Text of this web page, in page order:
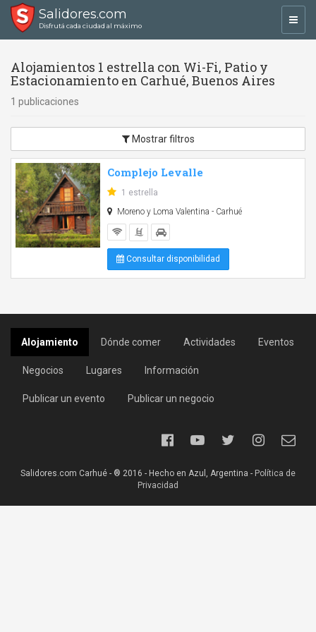
Salidores.com
Disfrutá cada ciudad al máximo
Alojamientos 1 estrella con Wi-Fi, Patio y
Estacionamiento en Carhué, Buenos Aires
1 publicaciones
Mostrar filtros
Complejo Levalle
1 estrella
Moreno y Loma Valentina - Carhué
Consultar disponibilidad
Alojamiento Dónde comer Actividades Eventos
Negocios Lugares Información
Publicar un evento Publicar un negocio
Salidores.com Carhué - ® 2016 - Hecho en Azul, Argentina - Política de
Privacidad